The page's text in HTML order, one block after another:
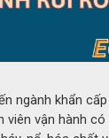
chịu nhiệt
hoạt và độ
ngành khẩn
vận hành